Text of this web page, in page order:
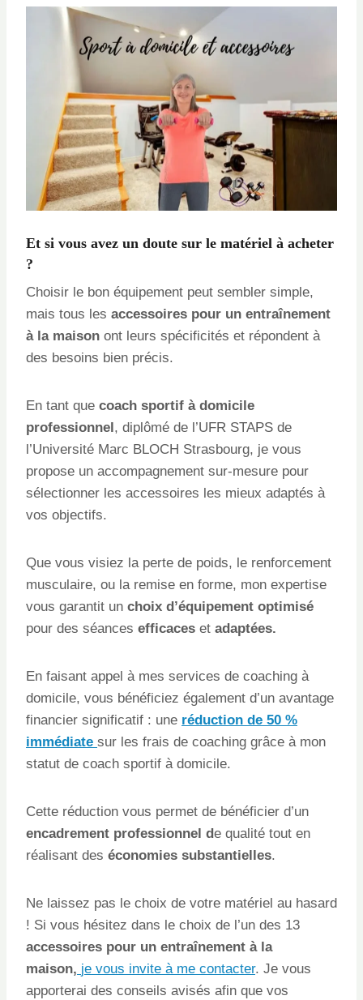
Et si vous avez un doute sur le matériel à acheter
?
Choisir le bon équipement peut sembler simple,
mais tous les accessoires pour un entraînement
à la maison ont leurs spécificités et répondent à
des besoins bien précis.
En tant que coach sportif à domicile
professionnel , diplômé de l’UFR STAPS de
l’Université Marc BLOCH Strasbourg, je vous
propose un accompagnement sur-mesure pour
sélectionner les accessoires les mieux adaptés à
vos objectifs.
Que vous visiez la perte de poids, le renforcement
musculaire, ou la remise en forme, mon expertise
vous garantit un choix d’équipement optimisé
pour des séances efficaces et adaptées.
En faisant appel à mes services de coaching à
domicile, vous bénéficiez également d’un avantage
financier significatif : une réduction de 50 %
immédiate sur les frais de coaching grâce à mon
statut de coach sportif à domicile.
Cette réduction vous permet de bénéficier d’un
encadrement professionnel de qualité tout en
réalisant des économies substantielles.
Ne laissez pas le choix de votre matériel au hasard
! Si vous hésitez dans le choix de l’un des 13
accessoires pour un entraînement à la
maison, je vous invite à me contacter. Je vous
apporterai des conseils avisés afin que vos